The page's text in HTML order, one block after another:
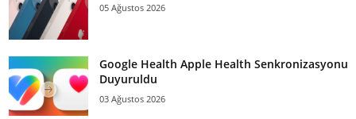
05 Ağustos 2026
Google Health Apple Health Senkronizasyonu
Duyuruldu
03 Ağustos 2026